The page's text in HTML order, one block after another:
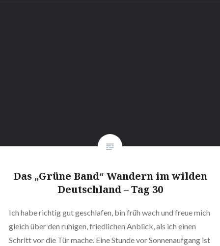
Das „Grüne Band“ Wandern im wilden
Deutschland – Tag 30
Ich habe richtig gut geschlafen, bin früh wach und freue mich
gleich über den ruhigen, friedlichen Anblick, als ich einen
Schritt vor die Tür mache. Eine Stunde vor Sonnenaufgang ist